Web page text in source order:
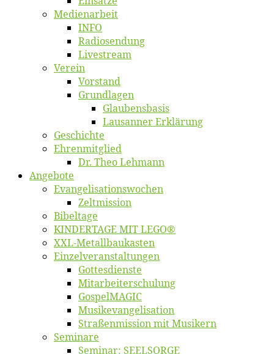
Me­di­en­ar­beit
INFO
Ra­dio­sen­dung
Live­stream
Ver­ein
Vor­stand
Grund­la­gen
Glaubens­ba­sis
Lausan­ner Erklärung
Ge­schich­te
Eh­ren­mit­glied
Dr. Theo Lehmann
An­ge­bo­te
Evangelisa­tions­wo­chen
Zelt­mis­si­on
Bi­bel­ta­ge
KINDERTAGE MIT LEGO®
XXL-Me­­tal­l­­bau­­kas­­ten
Einzelver­an­stal­tungen
Got­tes­diens­te
Mitarbeiter­schulung
Gos­pel­MA­GIC
Musikevan­ge­li­sa­tion
Straßenmis­sion mit Musikern
Se­mi­na­re
Se­mi­nar: SEELSORGE